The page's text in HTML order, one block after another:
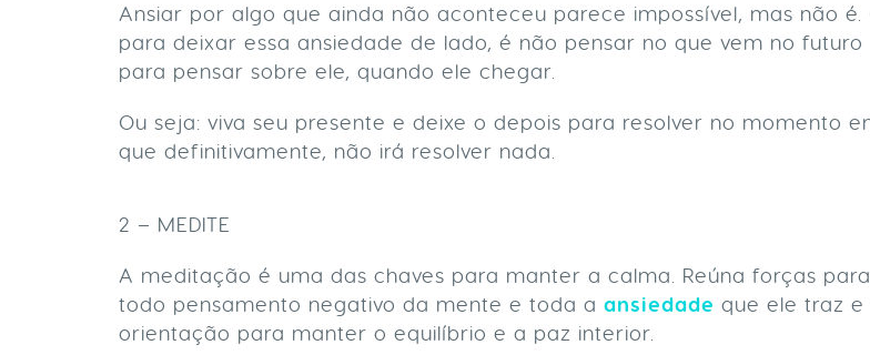
Ansiar por algo que ainda não aconteceu parece impossível, mas não é.
para deixar essa ansiedade de lado, é não pensar no que vem no
para pensar sobre ele, quando ele chegar.
Ou seja: viva seu presente e deixe o depois para resolver no momento
que definitivamente, não irá resolver nada.
2 – MEDITE
A meditação é uma das chaves para manter a calma. Reúna forças
todo pensamento negativo da mente e toda a ansiedade que ele traz e
orientação para manter o equilíbrio e a paz interior.